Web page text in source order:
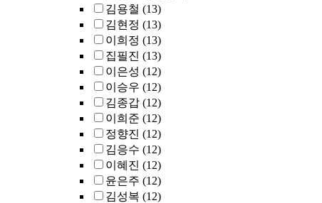
김용철 (13)
김현정 (13)
이희정 (13)
집필진 (13)
이은성 (12)
이승우 (12)
김종갑 (12)
이희준 (12)
정향진 (12)
김응수 (12)
이혜진 (12)
윤은주 (12)
김성복 (12)